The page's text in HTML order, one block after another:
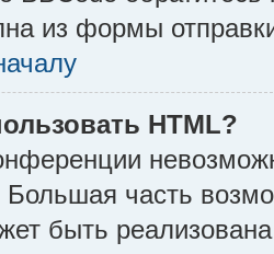
из формы
HTML?
часть
быть